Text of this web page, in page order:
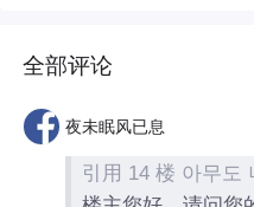
全部评论
夜未眠风已息
引用 14 楼 아무도